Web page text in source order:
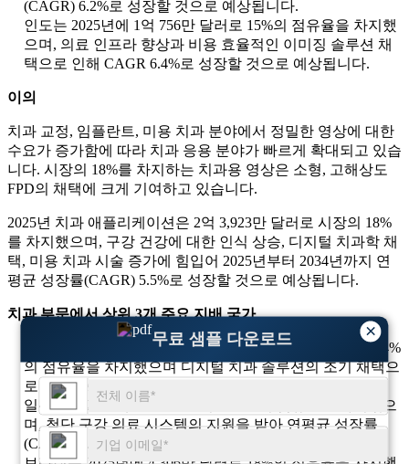
×
무료 샘플 다운로드
(CAGR) 6.2%로 성장할 것으로 예상됩니다.
인도는 2025년에 1억 756만 달러로 15%의 점유율을 차지했
으며, 의료 인프라 향상과 비용 효율적인 이미징 솔루션 채
택으로 인해 CAGR 6.4%로 성장할 것으로 예상됩니다.
이의
치과 교정, 임플란트, 미용 치과 분야에서 정밀한 영상에 대한
수요가 증가함에 따라 치과 응용 분야가 빠르게 확대되고 있습
니다. 시장의 18%를 차지하는 치과용 영상은 소형, 고해상도
FPD의 채택에 크게 기여하고 있습니다.
2025년 치과 애플리케이션은 2억 3,923만 달러로 시장의 18%
를 차지했으며, 구강 건강에 대한 인식 상승, 디지털 치과학 채
택, 미용 치과 시술 증가에 힘입어 2025년부터 2034년까지 연
평균 성장률(CAGR) 5.5%로 성장할 것으로 예상됩니다.
치과 부문에서 상위 3개 주요 지배 국가
독일은 2025년에 5,741만 달러로 치과 부문을 주도하여 24%
의 점유율을 차지했으며 디지털 치과 솔루션의 조기 채택으
로 인해 CAGR 5.3%로 성장할 것으로 예상됩니다.
일본은 2025년에 5,024만 달러로 21%의 점유율을 차지했으
며, 첨단 구강 의료 시스템의 지원을 받아 연평균 성장률
(CAGR) 5.4%로 성장할 것으로 예상됩니다.